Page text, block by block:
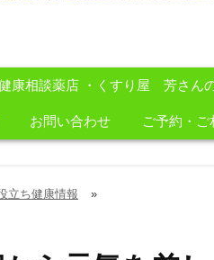
康相談薬店 ・くすり屋 芳さん
お問い合わせ ご予約・ご
立ち健康情報 »